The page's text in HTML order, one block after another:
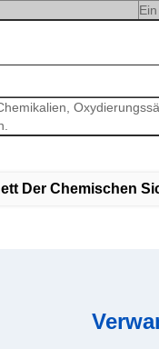
Der Chemischen